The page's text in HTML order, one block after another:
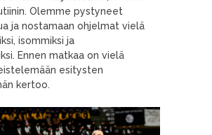
Olemme pystyneet
ja nostamaan ohjelmat vielä
isommiksi ja
Ennen matkaa on vielä
esitysten
kertoo.